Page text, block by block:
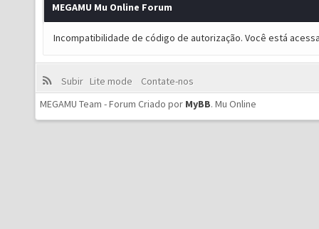
MEGAMU Mu Online Forum
Incompatibilidade de código de autorização. Você está
Subir Lite mode
Contate-nos
MEGAMU Team - Forum Criado por MyBB. Mu Online